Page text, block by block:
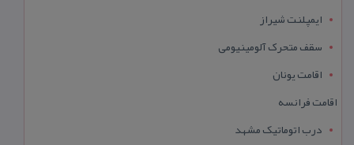
ایمپلنت شیراز
سقف متحرک آلومینیومی
اقامت یونان
اقامت فرانسه
درب اتوماتیک مشهد